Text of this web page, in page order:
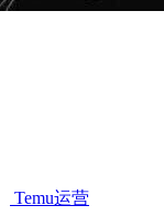
Temu运营